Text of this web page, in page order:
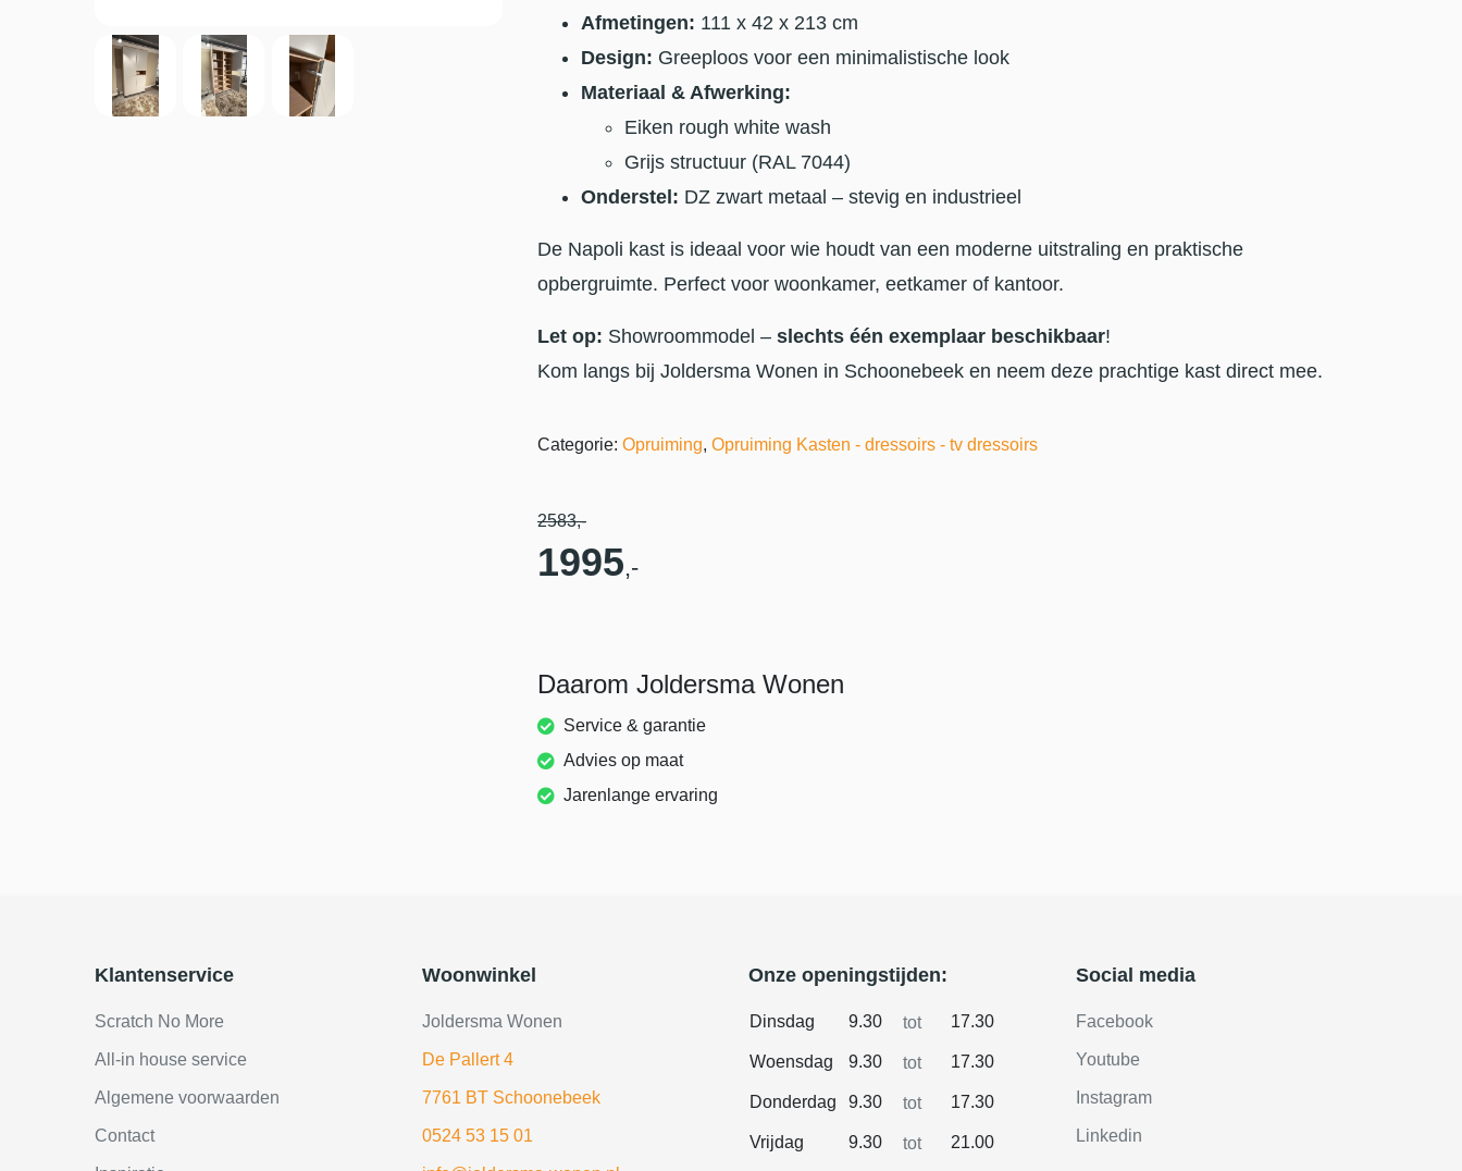
Afmetingen: 111 x 42 x 213 cm
Design: Greeploos voor een minimalistische look
Materiaal & Afwerking:
Eiken rough white wash
Grijs structuur (RAL 7044)
Onderstel: DZ zwart metaal – stevig en industrieel
De Napoli kast is ideaal voor wie houdt van een moderne uitstraling en praktische
opbergruimte. Perfect voor woonkamer, eetkamer of kantoor.
Let op: Showroommodel – slechts één exemplaar beschikbaar!
Kom langs bij Joldersma Wonen in Schoonebeek en neem deze prachtige kast direct mee.
Categorie: Opruiming, Opruiming Kasten - dressoirs - tv dressoirs
2583,-
1995,-
Daarom Joldersma Wonen
Service & garantie
Advies op maat
Jarenlange ervaring
Klantenservice
Scratch No More
All-in house service
Algemene voorwaarden
Contact
Woonwinkel
Joldersma Wonen
De Pallert 4
7761 BT Schoonebeek
0524 53 15 01
Onze openingstijden:
Dinsdag 9.30 tot 17.30
Woensdag 9.30 tot 17.30
Donderdag 9.30 tot 17.30
Vrijdag 9.30 tot 21.00
Social media
Facebook
Youtube
Instagram
Linkedin